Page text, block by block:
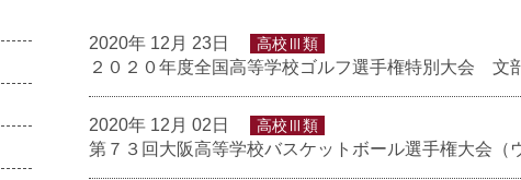
2020年 12月 23日 高校Ⅲ類
２０２０年度全国高等学校ゴルフ選手権特別大会
2020年 12月 02日 高校Ⅲ類
第７３回大阪高等学校バスケットボール選手権大会（